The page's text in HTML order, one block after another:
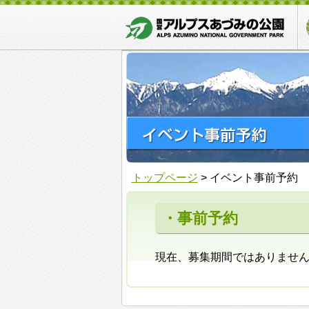
トップページ > イベント事前予約
・事前予約
現在、募集期間ではありませ